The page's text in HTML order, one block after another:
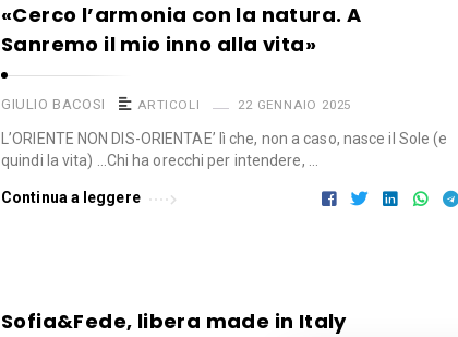
«Cerco l’armonia con la natura. A
Sanremo il mio inno alla vita»
GIULIO BACOSI ARTICOLI 22 GENNAIO 2025
L’ORIENTE NON DIS-ORIENTAE’ lì che, non a caso, nasce il Sole (e
quindi la vita) …Chi ha orecchi per intendere, …
Continua a leggere
Sofia&Fede, libera made in Italy